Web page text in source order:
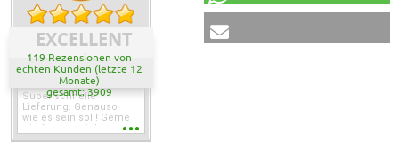
EXCELLENT
119 Rezensionen von
echten Kunden (letzte 12
Monate)
gesamt: 3909
Super schnelle
Lieferung. Genauso
wie es sein soll! Gerne
wieder wenn ich was